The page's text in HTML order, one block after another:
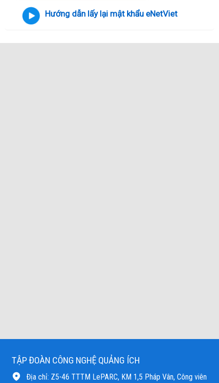
Hướng dẫn lấy lại mật khẩu eNetViet
TẬP ĐOÀN CÔNG NGHỆ QUẢNG ÍCH
Địa chỉ: Z5-46 TTTM LePARC, KM 1,5 Pháp Vân, Công viên